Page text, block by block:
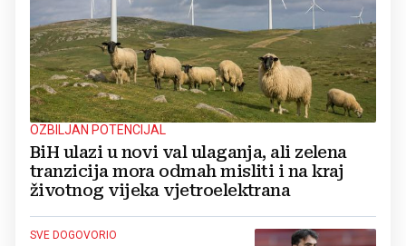
OZBILJAN POTENCIJAL
BiH ulazi u novi val ulaganja, ali zelena
tranzicija mora odmah misliti i na kraj
životnog vijeka vjetroelektrana
SVE DOGOVORIO